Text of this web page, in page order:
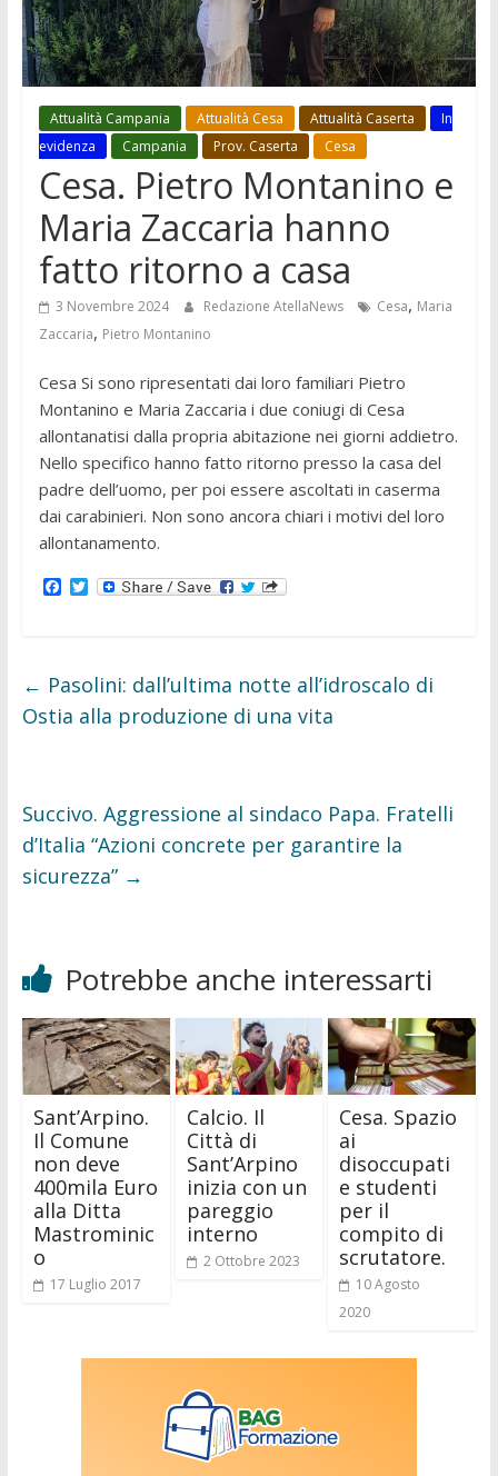
Attualità Campania Attualità Cesa Attualità Caserta
In
evidenza
Campania Prov. Caserta Cesa
Cesa. Pietro Montanino e
Maria Zaccaria hanno
fatto ritorno a casa
3 Novembre 2024 Redazione AtellaNews Cesa, Maria
Zaccaria, Pietro Montanino
Cesa Si sono ripresentati dai loro familiari Pietro
Montanino e Maria Zaccaria i due coniugi di Cesa
allontanatisi dalla propria abitazione nei giorni addietro.
Nello specifico hanno fatto ritorno presso la casa del
padre dell’uomo, per poi essere ascoltati in caserma
dai carabinieri. Non sono ancora chiari i motivi del loro
allontanamento.
F
o
o
k
T
e
r
← Pasolini: dall’ultima notte all’idroscalo di
Ostia alla produzione di una vita
Succivo. Aggressione al sindaco Papa. Fratelli
d’Italia “Azioni concrete per garantire la
sicurezza” →
Potrebbe anche interessarti
Sant’Arpino.
Il Comune
non deve
400mila Euro
alla Ditta
Mastrominic
o
17 Luglio 2017
Calcio. Il
Città di
Sant’Arpino
inizia con un
pareggio
interno
2 Ottobre 2023
Cesa. Spazio
ai
disoccupati
e studenti
per il
compito di
scrutatore.
10 Agosto
2020